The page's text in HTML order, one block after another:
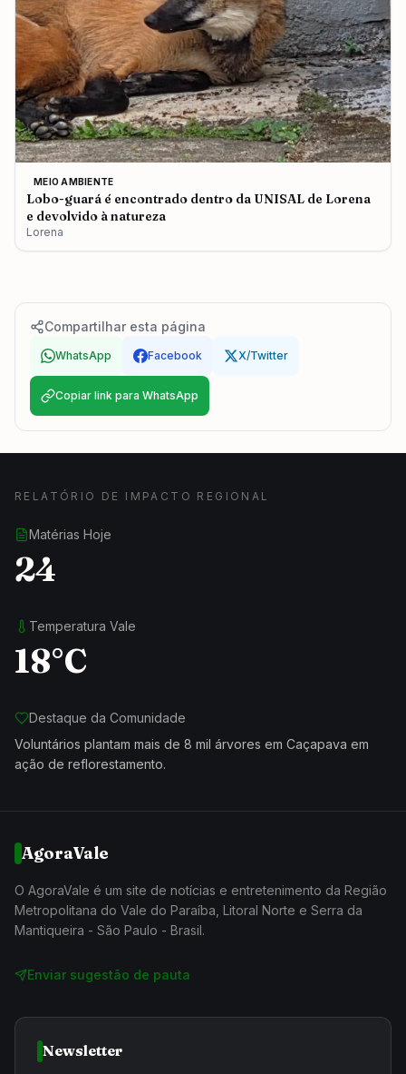
MEIO AMBIENTE
Lobo-guará é encontrado dentro da UNISAL de Lorena
e devolvido à natureza
Lorena
Compartilhar esta página
WhatsApp Facebook X/Twitter
Copiar link para WhatsApp
RELATÓRIO DE IMPACTO REGIONAL
Matérias Hoje
24
Temperatura Vale
18°C
Destaque da Comunidade
Voluntários plantam mais de 8 mil árvores em Caçapava em
ação de reflorestamento.
AgoraVale
O AgoraVale é um site de notícias e entretenimento da Região
Metropolitana do Vale do Paraíba, Litoral Norte e Serra da
Mantiqueira - São Paulo - Brasil.
Enviar sugestão de pauta
Newsletter